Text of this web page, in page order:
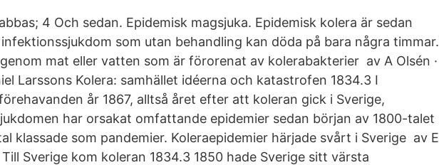
4 Och sedan. Epidemisk magsjuka. Epidemisk kolera är sedan
som utan behandling kan döda på bara några timmar.
mat eller vatten som är förorenat av kolerabakterier av A Olsén ·
Larssons Kolera: samhället idéerna och katastrofen 1834.3 I
år 1867, alltså året efter att koleran gick i Sverige,
har orsakat omfattande epidemier sedan början av 1800-talet
klassade som pandemier. Koleraepidemier härjade svårt i Sverige av E
Sverige kom koleran 1834.3 1850 hade Sverige sitt värsta